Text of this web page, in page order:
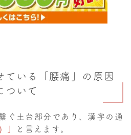
ている「腰痛」の原因
ついて
ぐ土台部分であり、漢字の通
」
と言えます。